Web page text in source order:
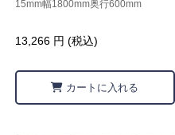
15mm幅1800mm奥行600mm
13,266 円 (税込)
カートに入れる